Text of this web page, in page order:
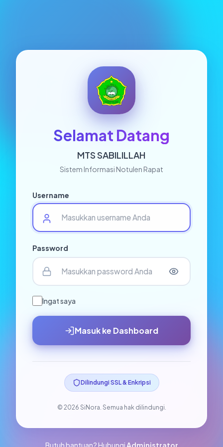
Selamat Datang
MTS SABILILLAH
Sistem Informasi Notulen Rapat
Username
Password
Ingat saya
Masuk ke Dashboard
Dilindungi SSL & Enkripsi
© 2026 SiNora. Semua hak dilindungi.
Butuh bantuan? Hubungi Administrator